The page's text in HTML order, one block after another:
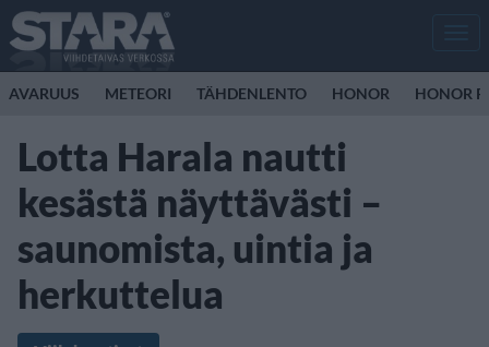
AVARUUS METEORI TÄHDENLENTO HONOR HONOR
Lotta Harala nautti
kesästä näyttävästi –
saunomista, uintia ja
herkuttelua